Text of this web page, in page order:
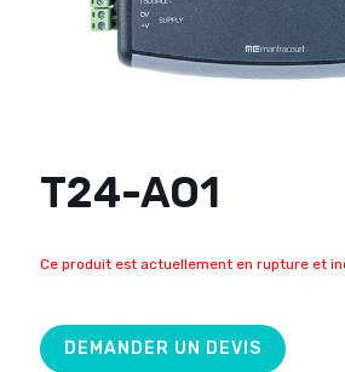
T24-AO1
Ce produit est actuellement en rupture et
DEMANDER UN DEVIS